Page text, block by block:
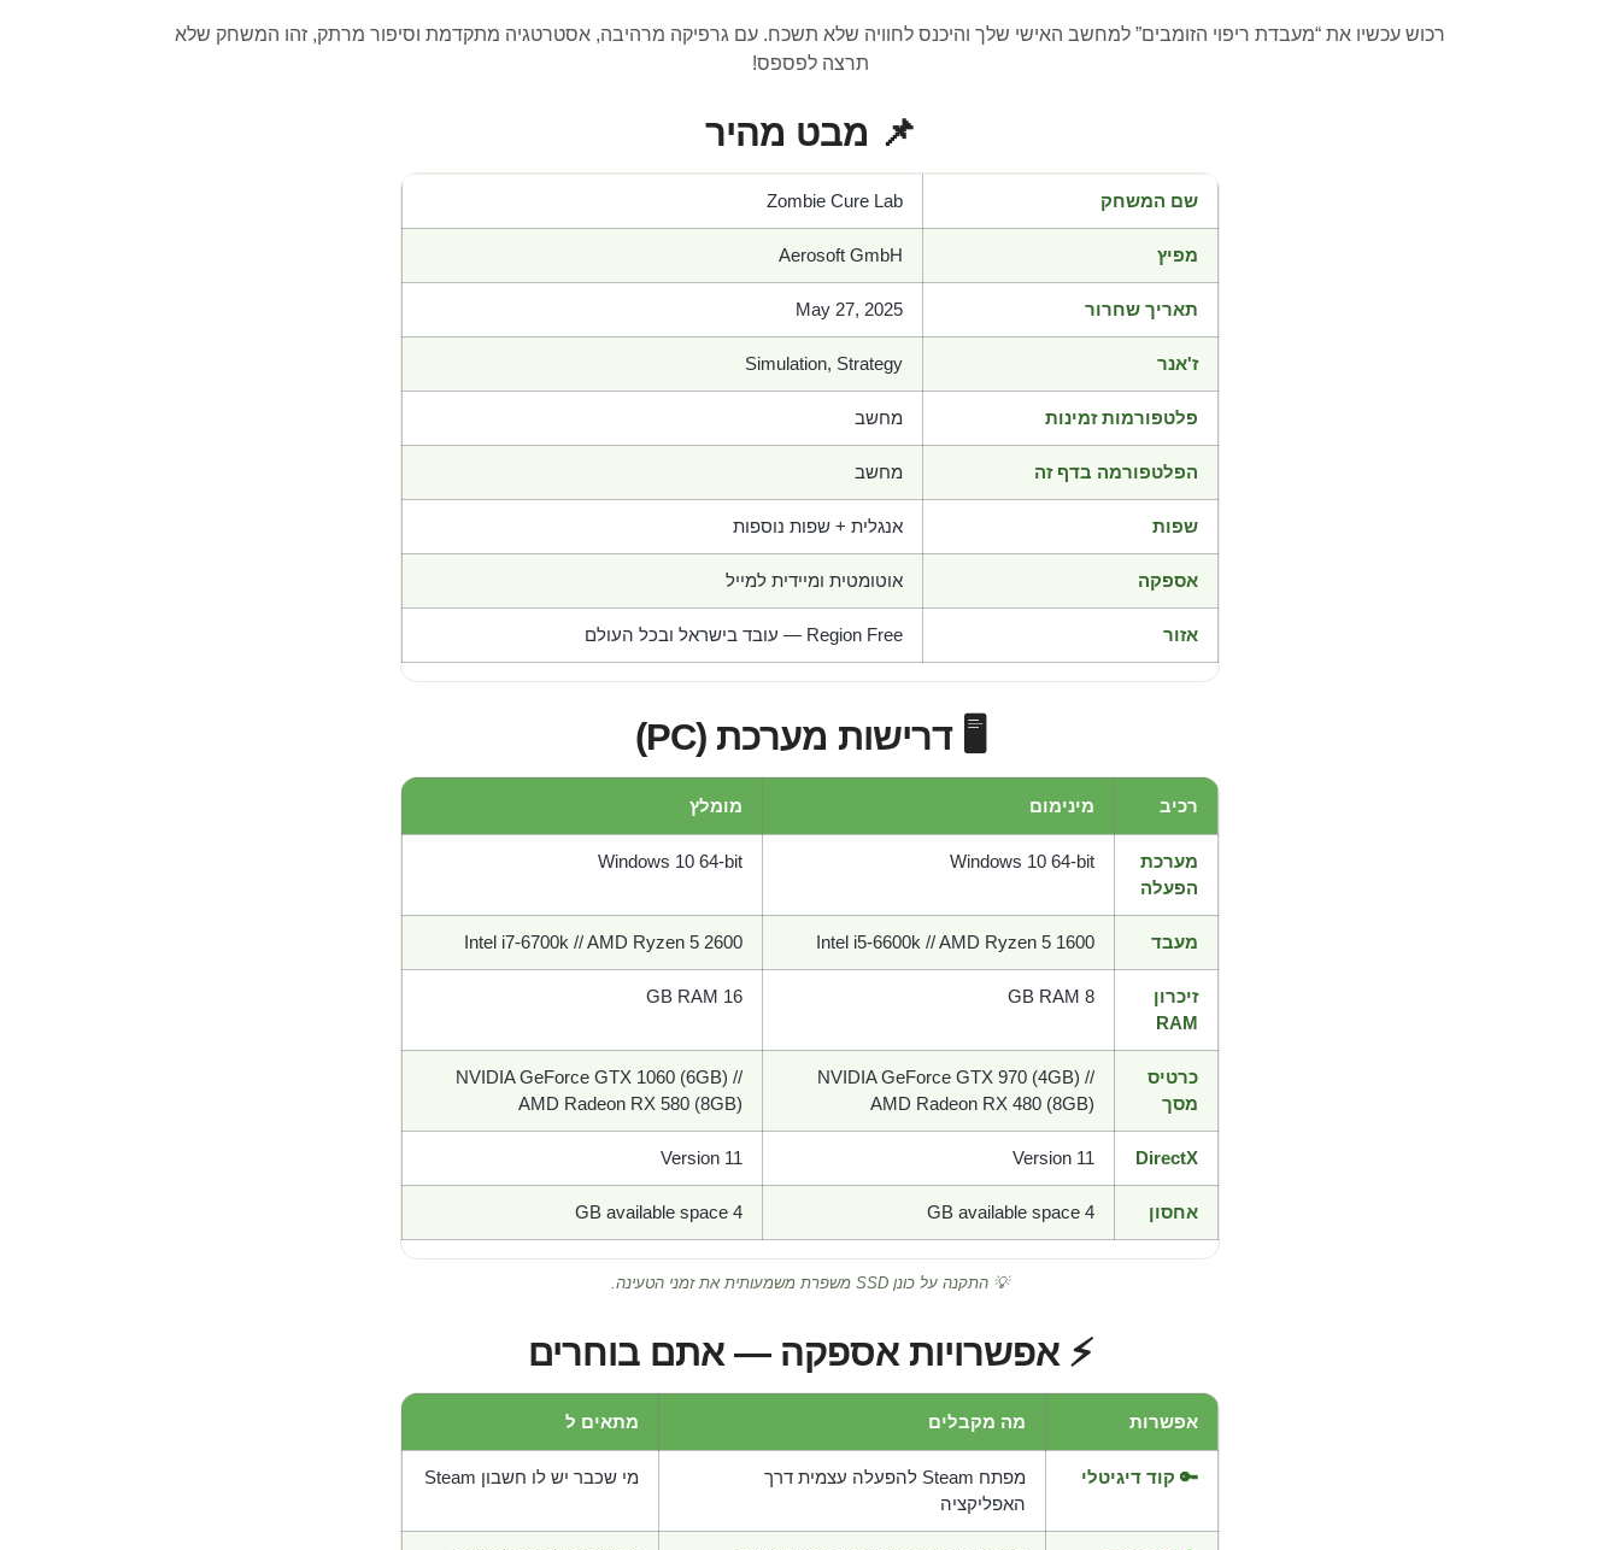
רכוש עכשיו את “מעבדת ריפוי הזומבים” למחשב האישי שלך והיכנס לחוויה שלא תשכח. עם גרפיקה מרהיבה, אסטרטגיה מתקדמת וסיפור מרתק, זהו המשחק שלא
תרצה לפספס!
📌 מבט מהיר
שם המשחק Zombie Cure Lab
מפיץ Aerosoft GmbH
תאריך שחרור May 27, 2025
ז'אנר Simulation, Strategy
פלטפורמות זמינות מחשב
הפלטפורמה בדף זה מחשב
שפות אנגלית + שפות נוספות
אספקה אוטומטית ומיידית למייל
אזור Region Free — עובד בישראל ובכל העולם
🖥️ דרישות מערכת (PC)
רכיב מינימום מומלץ
מערכת
הפעלה
Windows 10 64-bit
Windows 10 64-bit
מעבד Intel i5-6600k // AMD Ryzen 5 1600
Intel i7-6700k // AMD Ryzen 5 2600
זיכרון
RAM
8 GB RAM
16 GB RAM
כרטיס
מסך
NVIDIA GeForce GTX 970 (4GB) //
AMD Radeon RX 480 (8GB)
NVIDIA GeForce GTX 1060 (6GB) //
AMD Radeon RX 580 (8GB)
DirectX
Version 11
Version 11
אחסון 4 GB available space
4 GB available space
💡 התקנה על כונן SSD משפרת משמעותית את זמני הטעינה.
⚡ אפשרויות אספקה — אתם בוחרים
אפשרות מה מקבלים מתאים ל
🔑 קוד דיגיטלי
מפתח Steam להפעלה עצמית דרך
האפליקציה
מי שכבר יש לו חשבון Steam